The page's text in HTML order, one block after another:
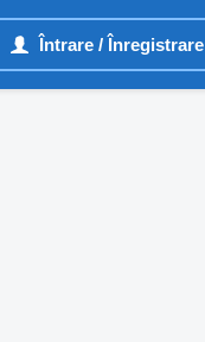
Întrare / Înregistrare